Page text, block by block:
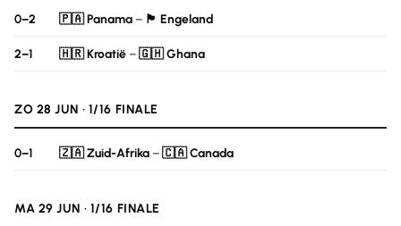
0–2 🇵🇦 Panama– 🏴󠁧󠁢󠁥󠁮󠁧󠁿 Engeland
2–1 🇭🇷 Kroatië–🇬🇭 Ghana
ZO 28 JUN · 1/16 FINALE
0–1 🇿🇦 Zuid-Afrika–🇨🇦 Canada
MA 29 JUN · 1/16 FINALE